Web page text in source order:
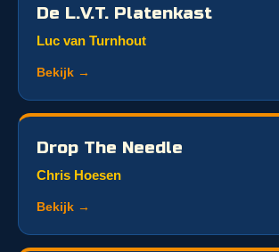
De L.V.T. Platenkast
Luc van Turnhout
Bekijk →
Drop The Needle
Chris Hoesen
Bekijk →